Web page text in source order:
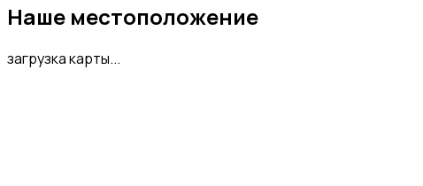
Наше местоположение
загрузка карты...